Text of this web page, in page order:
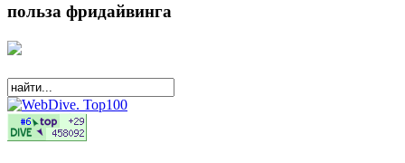
польза фридайвинга